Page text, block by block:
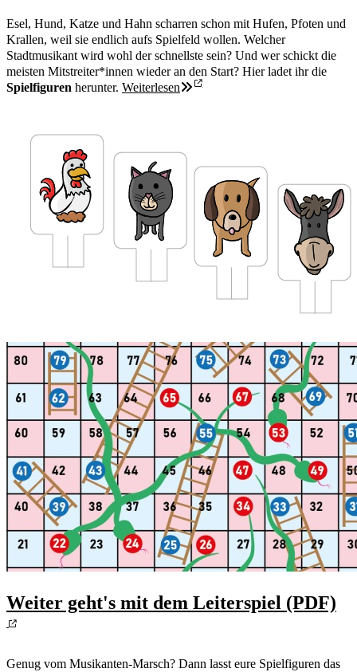
Esel, Hund, Katze und Hahn scharren schon mit Hufen, Pfoten und
Krallen, weil sie endlich aufs Spielfeld wollen. Welcher
Stadtmusikant wird wohl der schnellste sein? Und wer schickt die
meisten Mitstreiter*innen wieder an den Start? Hier ladet ihr die
Spielfiguren herunter. Weiterlesen
Weiter geht's mit dem Leiterspiel (PDF)
Genug vom Musikanten-Marsch? Dann lasst eure Spielfiguren das